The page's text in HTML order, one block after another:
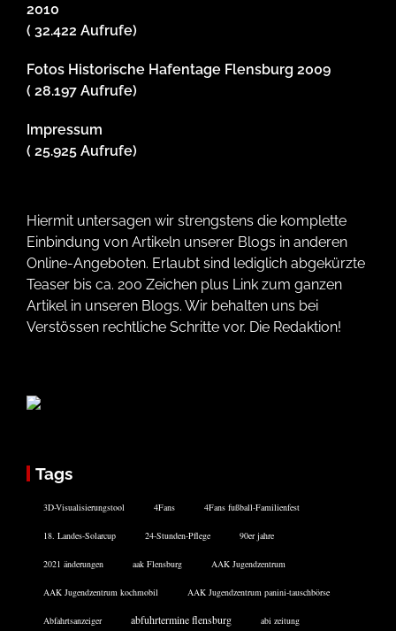
2010
( 32.422 Aufrufe)
Fotos Historische Hafentage Flensburg 2009
( 28.197 Aufrufe)
Impressum
( 25.925 Aufrufe)
Hiermit untersagen wir strengstens die komplette
Einbindung von Artikeln unserer Blogs in anderen
Online-Angeboten. Erlaubt sind lediglich abgekürzte
Teaser bis ca. 200 Zeichen plus Link zum ganzen
Artikel in unseren Blogs. Wir behalten uns bei
Verstössen rechtliche Schritte vor. Die Redaktion!
Tags
3D-Visualisierungstool 4Fans 4Fans fußball-Familienfest
18. Landes-Solarcup 24-Stunden-Pflege 90er jahre
2021 änderungen aak Flensburg AAK Jugendzentrum
AAK Jugendzentrum kochmobil AAK Jugendzentrum panini-tauschbörse
Abfahrtsanzeiger abfuhrtermine flensburg abi zeitung